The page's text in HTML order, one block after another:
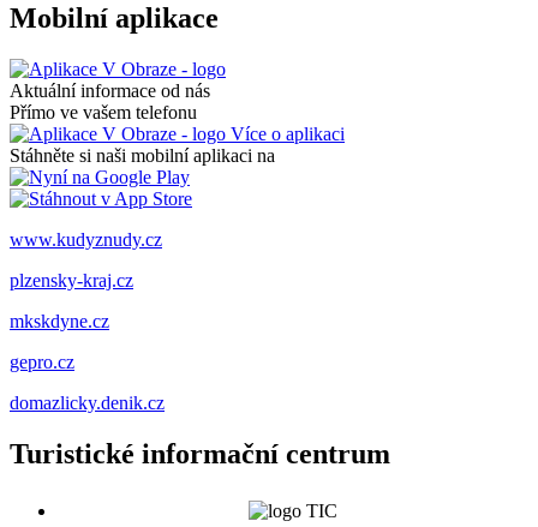
Mobilní aplikace
Aktuální informace od nás
Přímo ve vašem telefonu
Více o aplikaci
Stáhněte si naši mobilní aplikaci na
www.kudyznudy.cz
plzensky-kraj.cz
mkskdyne.cz
gepro.cz
domazlicky.denik.cz
Turistické informační centrum